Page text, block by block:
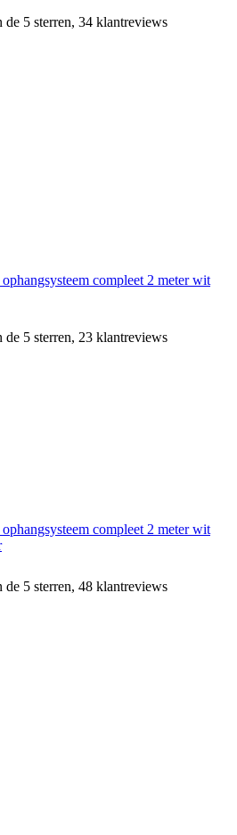
de 5 sterren, 34 klantreviews
compleet 2 meter wit
de 5 sterren, 23 klantreviews
compleet 2 meter wit
de 5 sterren, 48 klantreviews